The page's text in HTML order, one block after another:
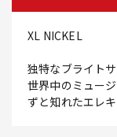
XL NICKEL
独特なブライト
世界中のミュー
ずと知れたエレ